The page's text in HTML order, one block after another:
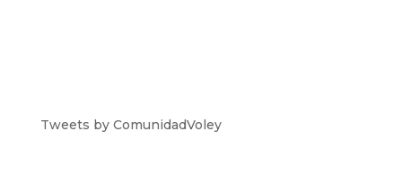
Tweets by ComunidadVoley